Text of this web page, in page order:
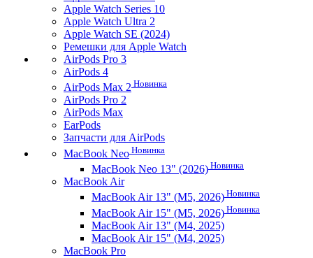
Apple Watch Series 10
Apple Watch Ultra 2
Apple Watch SE (2024)
Ремешки для Apple Watch
AirPods Pro 3
AirPods 4
AirPods Max 2 Новинка
AirPods Pro 2
AirPods Max
EarPods
Запчасти для AirPods
MacBook Neo Новинка
MacBook Neo 13" (2026) Новинка
MacBook Air
MacBook Air 13" (M5, 2026) Новинка
MacBook Air 15" (M5, 2026) Новинка
MacBook Air 13" (M4, 2025)
MacBook Air 15" (M4, 2025)
MacBook Pro